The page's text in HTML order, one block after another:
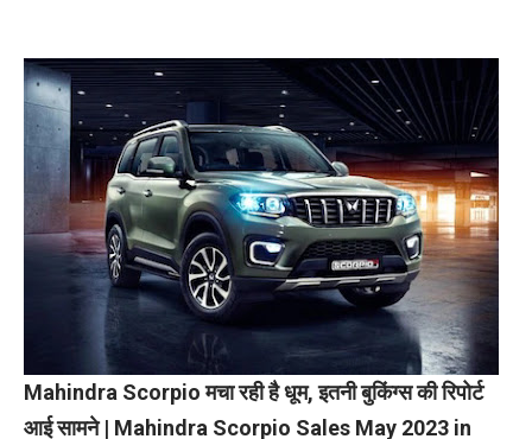
Mahindra Scorpio मचा रही है धूम, इतनी बुकिंग्स की रिपोर्ट
आई सामने | Mahindra Scorpio Sales May 2023 in